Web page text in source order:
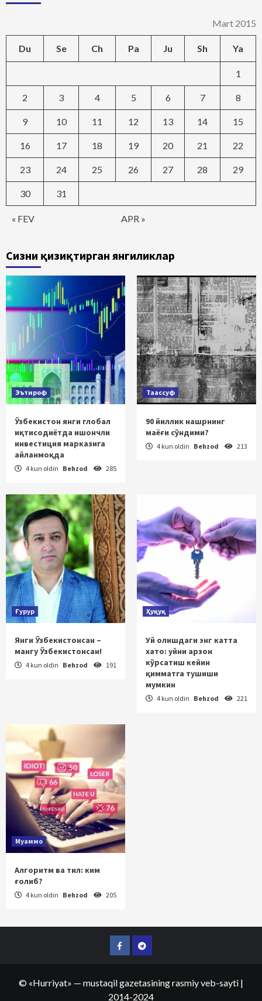
Mart 2015
Du Se Ch Pa Ju Sh Ya
« FEV APR »
1
2 3 4 5 6 7 8
9 10 11 12 13 14 15
16 17 18 19 20 21 22
23 24 25 26 27 28 29
30 31
Сизни қизиқтирган янгиликлар
Эътироф
Ўзбекистон янги глобал
иқтисодиётда ишончли
инвестиция марказига
айланмоқда
4 kun oldin Behzod 285
Таассуф
90 йиллик нашрнинг
маёғи сўндими?
4 kun oldin Behzod 213
Ғурур
Янги Ўзбекистонсан –
мангу Ўзбекистонсан!
4 kun oldin Behzod 191
Ҳуқуқ
Уй олишдаги энг катта
хато: уйни арзон
кўрсатиш кейин
қимматга тушиши
мумкин
4 kun oldin Behzod 221
Муаммо
Алгоритм ва тил: ким
ғолиб?
4 kun oldin Behzod 205
FacebookTelegram
© «Hurriyat» — mustaqil gazetasining rasmiy veb-sayti |
2014-2024